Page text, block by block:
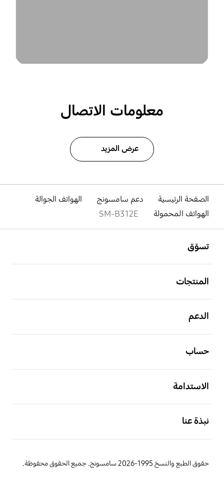
معلومات الاتصال
عرض المزيد
الصفحة الرئيسية دعم سامسونج
الهواتف الجوالة
الهواتف المحمولة
SM-B312E
تسوّق
المنتجات
الدعم
حساب
الاستدامة
نبذة عنا
حقوق الطبع والنسخ 1995-2026 سامسونج. جميع الحقوق محفوظة.